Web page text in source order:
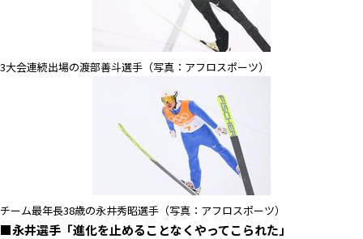
3大会連続出場の渡部善斗選手（写真：アフロスポーツ）
チーム最年長38歳の永井秀昭選手（写真：アフロスポーツ）
■永井選手「進化を止めることなくやってこられた」